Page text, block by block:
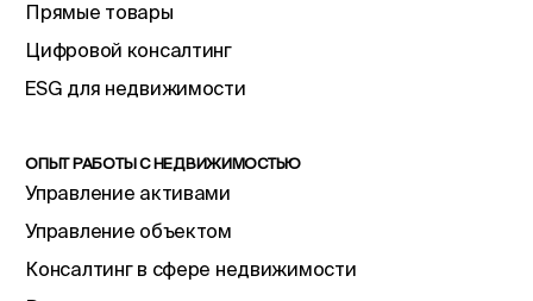
Прямые товары
Цифровой консалтинг
ESG для недвижимости
ОПЫТ РАБОТЫ С НЕДВИЖИМОСТЬЮ
Управление активами
Управление объектом
Консалтинг в сфере недвижимости